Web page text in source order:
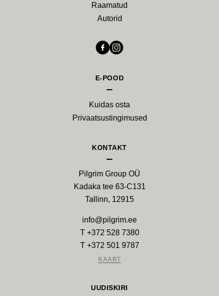
Raamatud
Autorid
E-POOD
Kuidas osta
Privaatsustingimused
KONTAKT
Pilgrim Group OÜ
Kadaka tee 63-C131
Tallinn, 12915
info@pilgrim.ee
T +372 528 7380
T +372 501 9787
KAART
UUDISKIRI